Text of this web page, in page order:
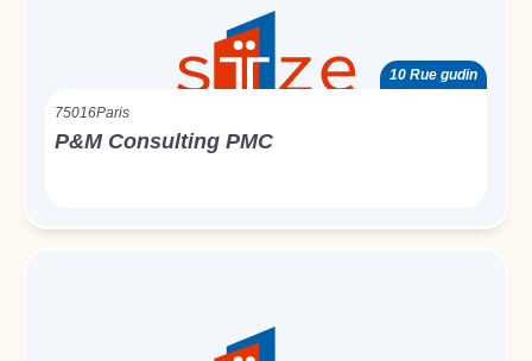
10 Rue gudin
75016Paris
P&M Consulting PMC